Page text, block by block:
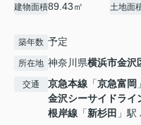
建物面積89.43㎡ 土地面
築年数 予定
所在地 神奈川県横浜市金沢
交通 京急本線 「京急富岡
金沢シーサイドライ
根岸線 「新杉田 」